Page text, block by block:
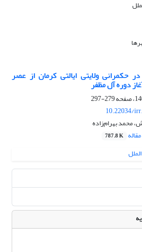
حکمرانی ولایتی ایالتی کرمان از عصر
دوره آل مظفر
279-297
10.22034/
محمد بهرام‌زاده
787.8 K